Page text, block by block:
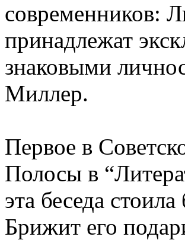
современников:
принадлежат
знаковыми
Миллер.
Первое в
Полосы в
эта беседа
Брижит его